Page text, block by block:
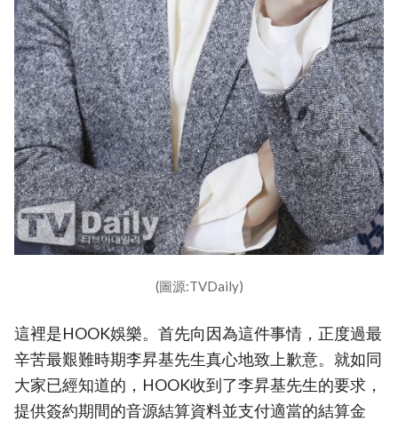
(圖源:TVDaily)
這裡是HOOK娛樂。首先向因為這件事情，正度過最
辛苦最艱難時期李昇基先生真心地致上歉意。就如同
大家已經知道的，HOOK收到了李昇基先生的要求，
提供簽約期間的音源結算資料並支付適當的結算金